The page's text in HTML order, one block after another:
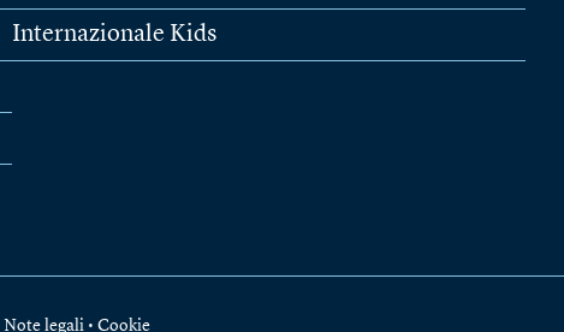
Internazionale Kids
Note legali • Cookie